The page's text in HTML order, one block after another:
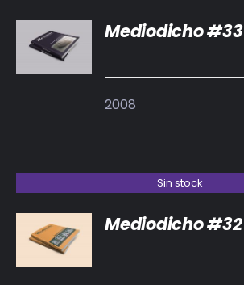
DETALLES
Mediodicho #33
2008
Sin stock
DETALLES
Mediodicho #32